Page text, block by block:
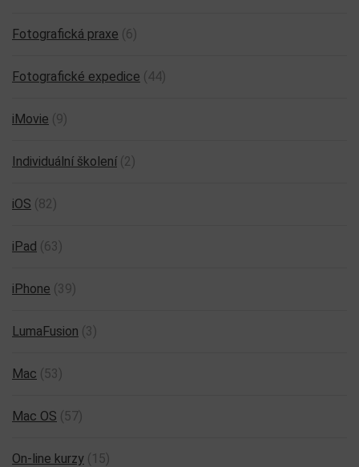
Fotografická praxe (6)
Fotografické expedice (44)
iMovie (9)
Individuální školení (2)
iOS (82)
iPad (63)
iPhone (39)
LumaFusion (3)
Mac (53)
Mac OS (57)
On-line kurzy (15)